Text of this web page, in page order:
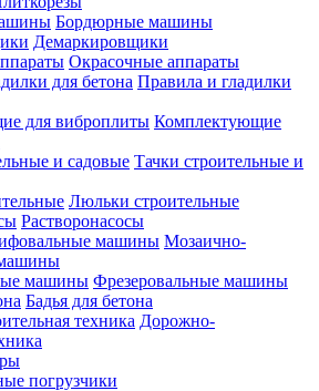
Бордюрные машины
Демаркировщики
Окрасочные аппараты
Правила и гладилки
Комплектующие
Тачки строительные и
Люльки строительные
Растворонасосы
Мозаично-
Фрезеровальные машины
Бадья для бетона
Дорожно-
погрузчики